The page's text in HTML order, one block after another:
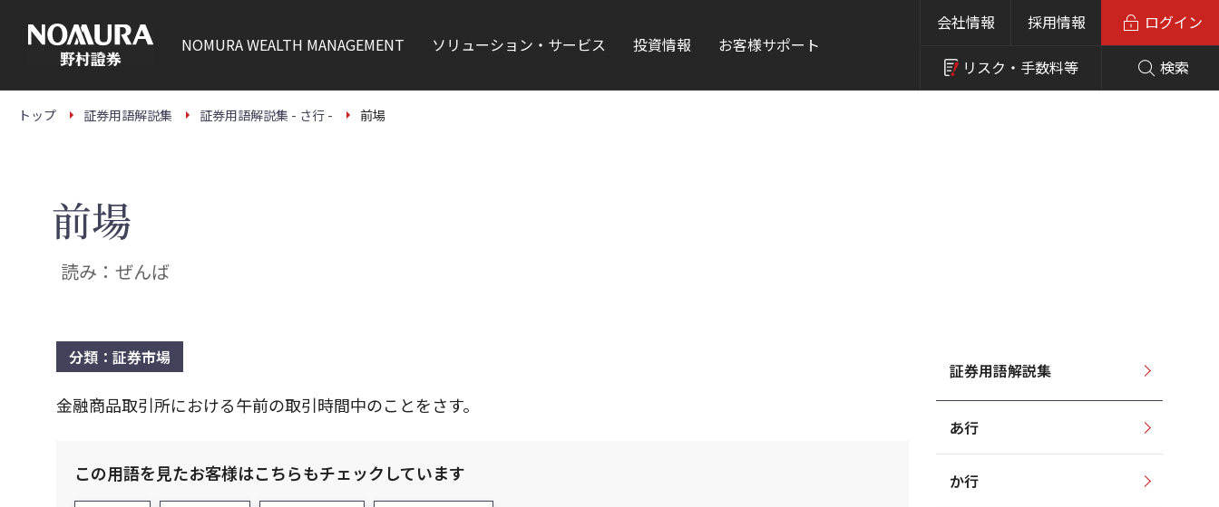
本
NOMURAWEALTH MANAGEMENT ソリューション・サービス 投資情報 お客様サポート
会社情報 採用情報
リスク・ 手数料等 検索
ログイン
トップ 証券用語解説集 証券用語解説集 - さ行 - 前場
前場
読み：ぜんば
分類：証券市場
金融商品取引所における午前の取引時間中のことをさす。
この用語を見たお客様はこちらもチェックしています
証券用語解説集
あ行
か行